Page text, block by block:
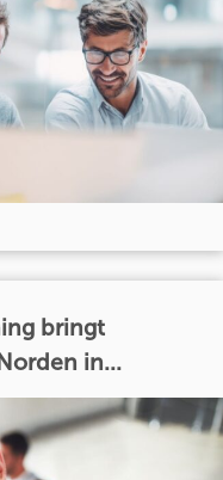
bringt
in...